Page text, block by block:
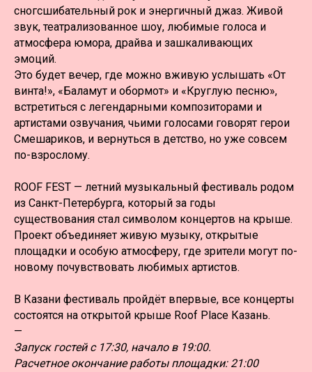
сногсшибательный рок и энергичный джаз. Живой
звук, театрализованное шоу, любимые голоса и
атмосфера юмора, драйва и зашкаливающих
эмоций.
Это будет вечер, где можно вживую услышать «От
винта!», «Баламут и обормот» и «Круглую песню»,
встретиться с легендарными композиторами и
артистами озвучания, чьими голосами говорят герои
Смешариков, и вернуться в детство, но уже совсем
по-взрослому.
ROOF FEST — летний музыкальный фестиваль родом
из Санкт-Петербурга, который за годы
существования стал символом концертов на крыше.
Проект объединяет живую музыку, открытые
площадки и особую атмосферу, где зрители могут по-
новому почувствовать любимых артистов.
В Казани фестиваль пройдёт впервые, все концерты
состоятся на открытой крыше Roof Place Казань.
—
Запуск гостей с 17:30, начало в 19:00.
Расчетное окончание работы площадки: 21:00